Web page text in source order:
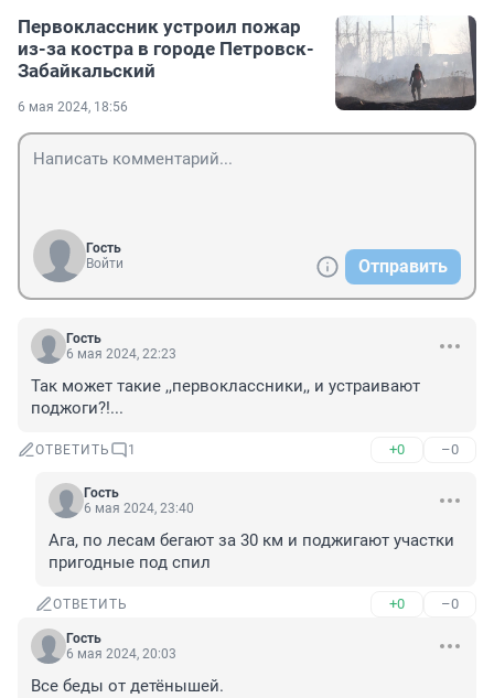
Первоклассник устроил пожар
из-за костра в городе Петровск-
Забайкальский
6 мая 2024, 18:56
Гость
Войти
Отправить
Гость
6 мая 2024, 22:23
Так может такие ,,первоклассники,, и устраивают
поджоги?!...
ОТВЕТИТЬ 1 +0 –0
Гость
6 мая 2024, 23:40
Ага, по лесам бегают за 30 км и поджигают участки
пригодные под спил
ОТВЕТИТЬ +0 –0
Гость
6 мая 2024, 20:03
Все беды от детёнышей.